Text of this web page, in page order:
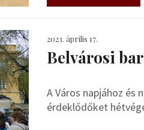
2023. április 17.
Belvárosi
A Város napjához
érdeklődőket